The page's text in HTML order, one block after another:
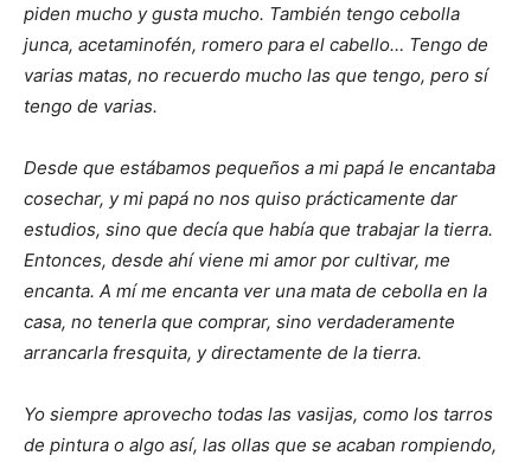
piden mucho y gusta mucho. También tengo cebolla
junca, acetaminofén, romero para el cabello… Tengo de
varias matas, no recuerdo mucho las que tengo, pero sí
tengo de varias.
Desde que estábamos pequeños a mi papá le encantaba
cosechar, y mi papá no nos quiso prácticamente dar
estudios, sino que decía que había que trabajar la tierra.
Entonces, desde ahí viene mi amor por cultivar, me
encanta. A mí me encanta ver una mata de cebolla en la
casa, no tenerla que comprar, sino verdaderamente
arrancarla fresquita, y directamente de la tierra.
Yo siempre aprovecho todas las vasijas, como los tarros
de pintura o algo así, las ollas que se acaban rompiendo,